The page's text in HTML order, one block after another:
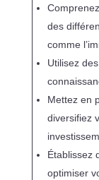
des
comme
Utilisez des
Mettez en
diversifiez
Établissez
optimiser